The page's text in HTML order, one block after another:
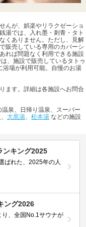
んが、娯楽やリラクゼーショ
湯では、入れ墨・刺青・タト
くありません。ただし、見解
販売している専用のカバーシ
れば問題なく利用できる施設
、施設で販売しているタトゥ
浴場が利用可能。自慢のお湯
ます。詳細は各施設へお問合
泉、日帰り温泉、スーパー
大黒湯 松本湯 などの施設
ンキング2025
ばれた、2025年の人
ング2026
、全国No.1サウナが